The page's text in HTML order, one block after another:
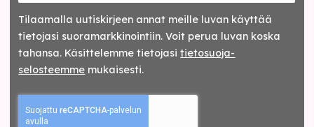
Tilaamalla uutis­kirjeen annat meille luvan käyttää
tietojasi suora­markkinointiin. Voit perua luvan koska
tahansa. Käsittelemme tietojasitieto­suoja­
selosteemme mukaisesti.